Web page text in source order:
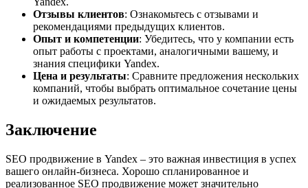
Отзывы клиентов: Ознакомьтесь с отзывами и
рекомендациями предыдущих клиентов.
Опыт и компетенции: Убедитесь, что у компании есть
опыт работы с проектами, аналогичными вашему, и
знания специфики Yandex.
Цена и результаты: Сравните предложения нескольких
компаний, чтобы выбрать оптимальное сочетание цены
и ожидаемых результатов.
Заключение
SEO продвижение в Yandex – это важная инвестиция в успех
вашего онлайн-бизнеса. Хорошо спланированное и
реализованное SEO продвижение может значительно